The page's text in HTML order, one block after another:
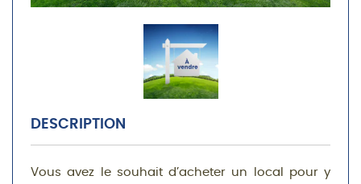
DESCRIPTION
Vous avez le souhait d’acheter un local pour y